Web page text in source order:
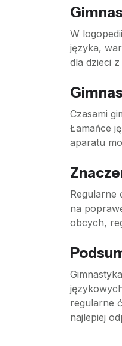
W
języka,
dla dzieci
Czasami
Łamańce
aparatu
Regularne
na
obcych,
regularne
najlepiej